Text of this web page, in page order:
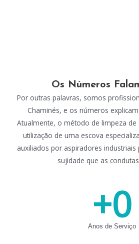
Os Números
Por outras palavras, somos
Chaminés, e os números
Atualmente, o método de limpeza de
utilização de uma escova
auxiliados por aspiradores
sujidade que as
Anos de Serviço
+0